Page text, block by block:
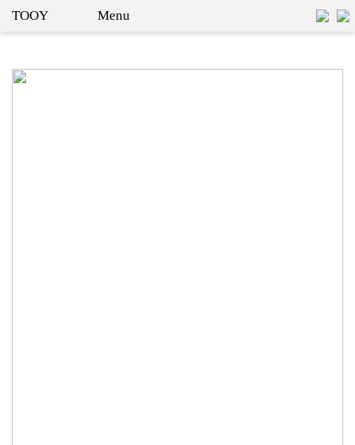
TOOY Menu